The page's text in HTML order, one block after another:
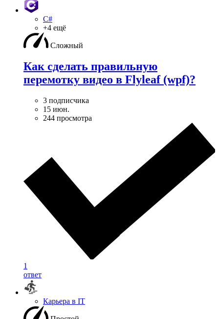
C#
+4 ещё
Сложный
Как сделать правильную
перемотку видео в Flyleaf (wpf)?
3 подписчика
15 июн.
244 просмотра
1
ответ
Карьера в IT